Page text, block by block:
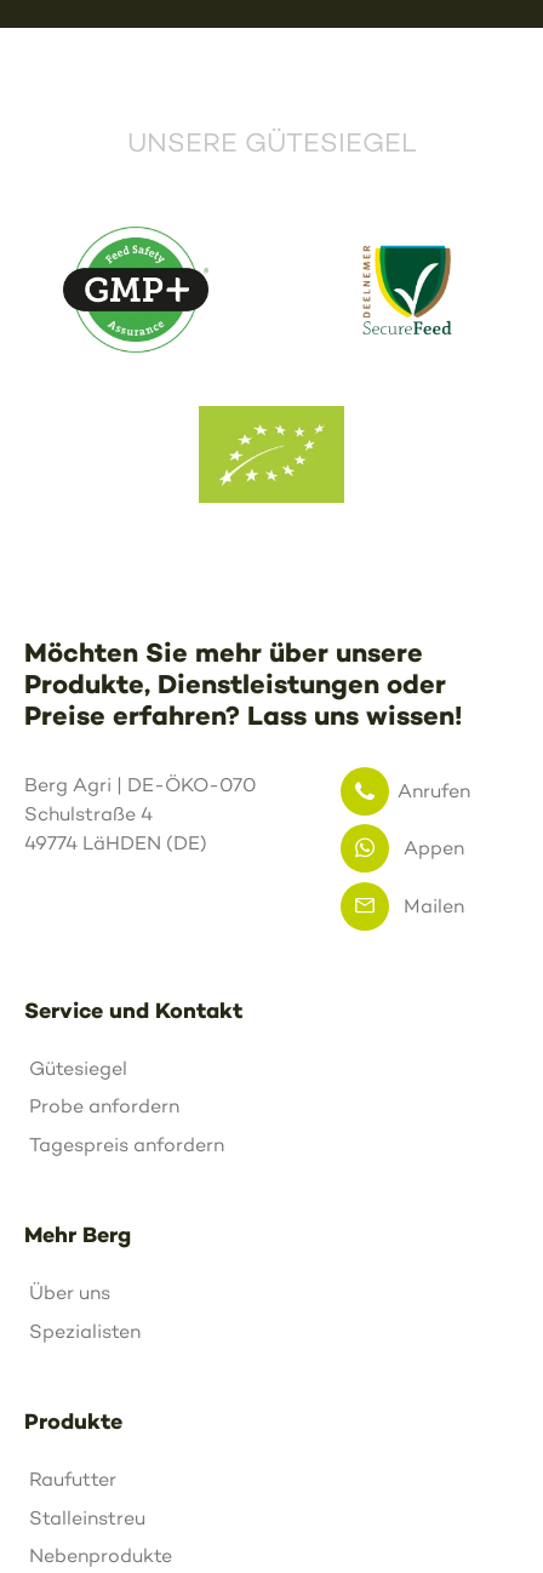
UNSERE GÜTESIEGEL
Service und Kontakt
Gütesiegel
Probe anfordern
Tagespreis anfordern
Mehr Berg
Über uns
Spezialisten
Produkte
Raufutter
Stalleinstreu
Nebenprodukte
Möchten Sie mehr über unsere
Produkte, Dienstleistungen oder
Preise erfahren? Lass uns wissen!
Berg Agri | DE-ÖKO-070
Schulstraße 4
49774 LäHDEN (DE)
Anrufen
Appen
Mailen